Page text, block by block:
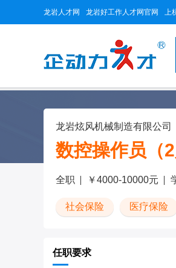
龙岩人才网 龙岩好工作人才网官网 上
龙岩炫风机械制造有限公司
数控操作员（2
全职 ￥4000-10000元
社会保险 医疗保险
任职要求